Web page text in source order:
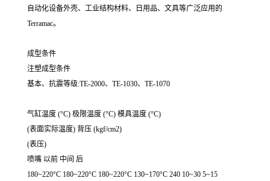
自动化设备外壳、工业结构材料、日用品、文具等广泛应用的
Terramac。
成型条件
注塑成型条件
基本、抗震等级:TE-2000、TE-1030、TE-1070
气缸温度 (°C) 极限温度 (°C) 模具温度 (°C)
(表面实际温度) 背压 (kgf/cm2)
(表压)
喷嘴 以前 中间 后
180~220°C 180~220°C 180~220°C 130~170°C 240 10~30 5~15